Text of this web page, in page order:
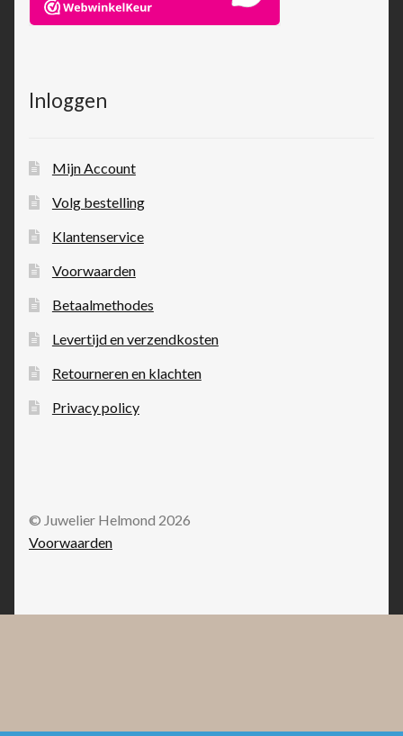
Inloggen
Mijn Account
Volg bestelling
Klantenservice
Voorwaarden
Betaalmethodes
Levertijd en verzendkosten
Retourneren en klachten
Privacy policy
© Juwelier Helmond 2026
Voorwaarden